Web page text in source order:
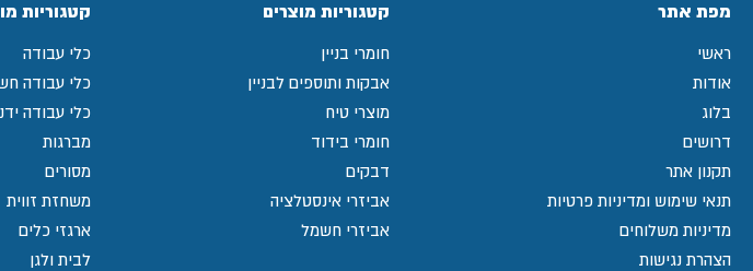
מפת אתר
ראשי
אודות
בלוג
דרושים
תקנון אתר
תנאי שימוש ומדיניות פרטיות
מדיניות משלוחים
הצהרת נגישות
קטגוריות מוצרים
חומרי בניין
אבקות ותוספים לבניין
מוצרי טיח
חומרי בידוד
דבקים
אביזרי אינסטלציה
אביזרי חשמל
קטגוריות
כלי עבודה
כלי עבודה
כלי עבודה
מברגות
מסורים
משחזת זווית
ארגזי כלים
לבית ולגן